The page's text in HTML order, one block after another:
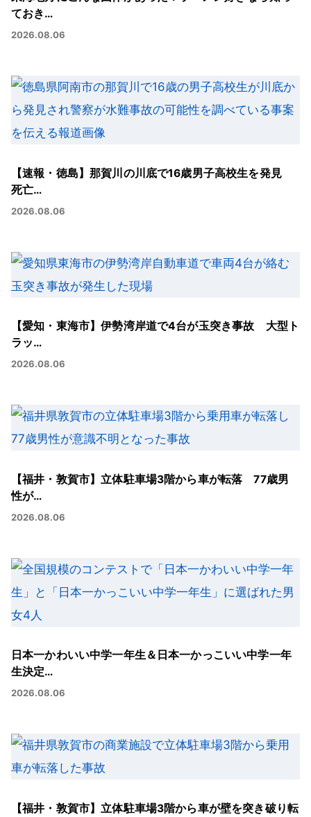
ておき…
2026.08.06
【速報・徳島】那賀川の川底で16歳男子高校生を発見
死亡…
2026.08.06
【愛知・東海市】伊勢湾岸道で4台が玉突き事故 大型ト
ラッ…
2026.08.06
【福井・敦賀市】立体駐車場3階から車が転落 77歳男
性が…
2026.08.06
日本一かわいい中学一年生＆日本一かっこいい中学一年
生決定…
2026.08.06
【福井・敦賀市】立体駐車場3階から車が壁を突き破り転